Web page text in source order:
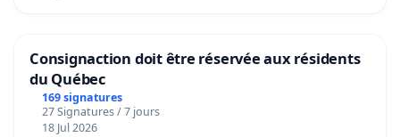
Consignaction doit être réservée aux résidents
du Québec
169 signatures
27 Signatures / 7 jours
18 Jul 2026